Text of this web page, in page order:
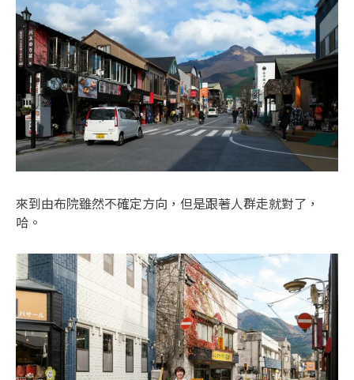
來到由布院雖然不確定方向，但是跟著人群走就對了，
哈。